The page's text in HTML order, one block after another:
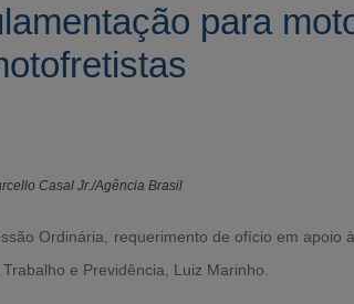
para
Casal Jr./Agência Brasil
Ordinária, requerimento de ofício em apoio
e Previdência, Luiz Marinho.